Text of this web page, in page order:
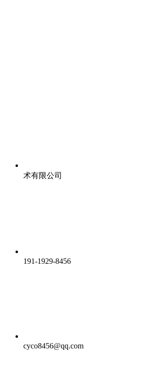
术有限公司
191-1929-8456
cyco8456@qq.com